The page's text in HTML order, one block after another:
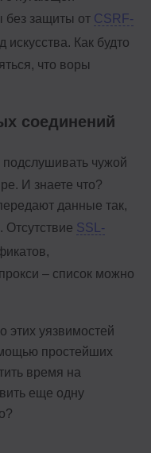
без защиты от CSRF-
Как будто
что воры
соединений
подслушивать чужой
И знаете что?
данные так,
Отсутствие SSL-
– список можно
этих уязвимостей
простейших
время на
еще одну